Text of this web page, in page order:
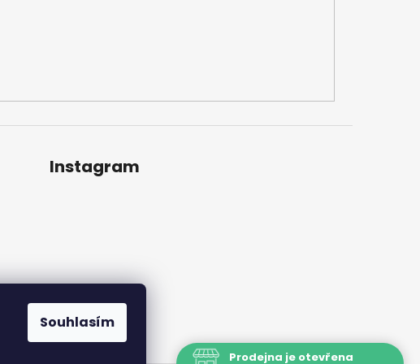
Souhlasím
Instagram
Prodejna je otevřena